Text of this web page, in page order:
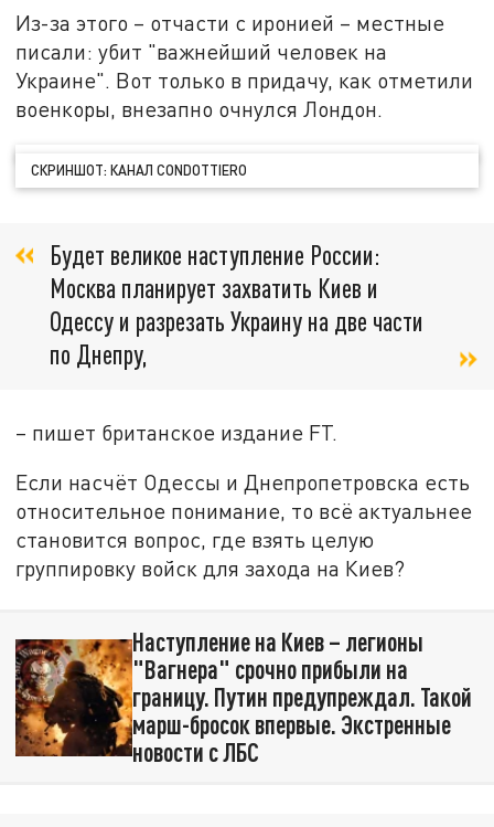
Из-за этого – отчасти с иронией – местные
писали: убит "важнейший человек на
Украине". Вот только в придачу, как отметили
военкоры, внезапно очнулся Лондон.
СКРИНШОТ: КАНАЛ CONDOTTIERO
Будет великое наступление России:
Москва планирует захватить Киев и
Одессу и разрезать Украину на две части
по Днепру,
– пишет британское издание FT.
Если насчёт Одессы и Днепропетровска есть
относительное понимание, то всё актуальнее
становится вопрос, где взять целую
группировку войск для захода на Киев?
Наступление на Киев – легионы
"Вагнера" срочно прибыли на
границу. Путин предупреждал. Такой
марш-бросок впервые. Экстренные
новости с ЛБС